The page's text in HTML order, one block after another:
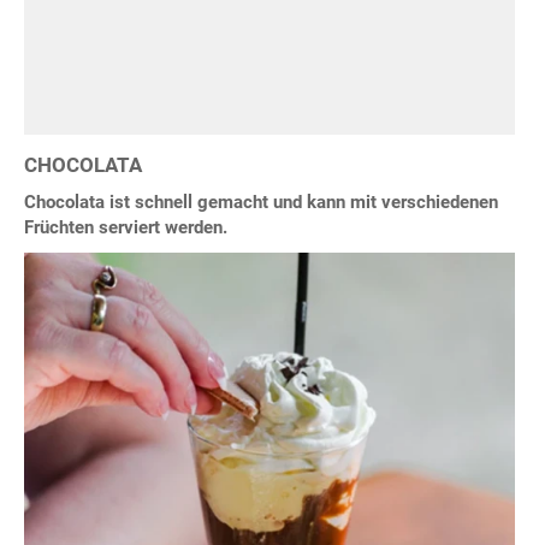
CHOCOLATA
Chocolata ist schnell gemacht und kann mit verschiedenen
Früchten serviert werden.